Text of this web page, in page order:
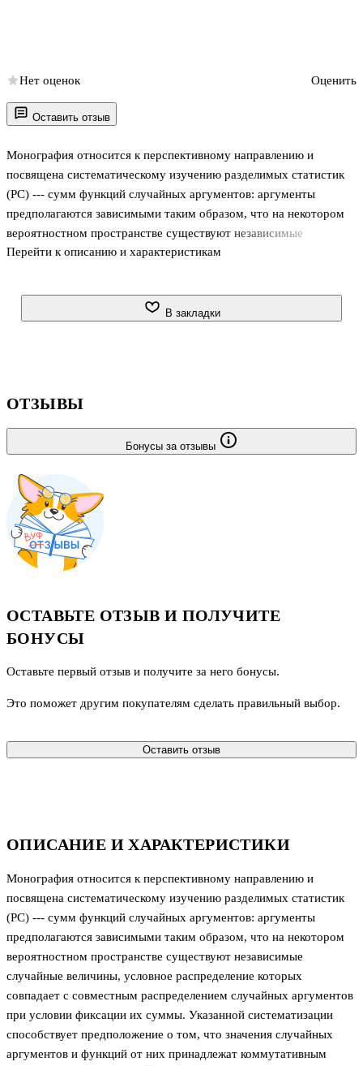
Оставить отзыв
Монография относится к перспективному направлению и
посвящена систематическому изучению разделимых статистик
(РС) --- сумм функций случайных аргументов: аргументы
предполагаются зависимыми таким образом, что на некотором
вероятностном пространстве существуют независимые
случайные величины, условное распределение которых
способствует предположение о том, что значения случайных
Перейти к описанию и характеристикам
Нет оценок Оценить
В закладки
ОПИСАНИЕ И ХАРАКТЕРИСТИКИ
Монография относится к перспективному направлению и
посвящена систематическому изучению разделимых статистик
(РС) --- сумм функций случайных аргументов: аргументы
предполагаются зависимыми таким образом, что на некотором
вероятностном пространстве существуют независимые
случайные величины, условное распределение которых
совпадает с совместным распределением случайных аргументов
при условии фиксации их суммы. Указанной систематизации
способствует предположение о том, что значения случайных
аргументов и функций от них принадлежат коммутативным
ОТЗЫВЫ
Бонусы за отзывы
ОСТАВЬТЕ ОТЗЫВ И ПОЛУЧИТЕ
БОНУСЫ
Оставьте первый отзыв и получите за него бонусы.
Это поможет другим покупателям сделать правильный выбор.
Оставить отзыв